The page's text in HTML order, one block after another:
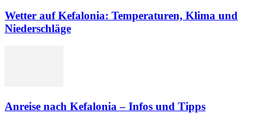
Wetter auf Kefalonia: Temperaturen, Klima und
Niederschläge
Anreise nach Kefalonia – Infos und Tipps